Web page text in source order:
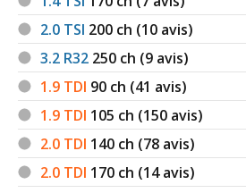
2.0 TSI 200 ch (10 avis)
3.2 R32 250 ch (9 avis)
1.9 TDI 90 ch (41 avis)
1.9 TDI 105 ch (150 avis)
2.0 TDI 140 ch (78 avis)
2.0 TDI 170 ch (14 avis)